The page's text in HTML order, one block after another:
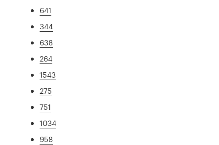
641
344
638
264
1543
275
751
1034
958